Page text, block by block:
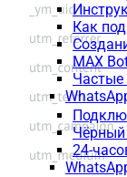
Как
MAX
Частые
Чёрный
24-